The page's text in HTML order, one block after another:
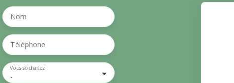
Nom
Téléphone
-
Vous souhaitez